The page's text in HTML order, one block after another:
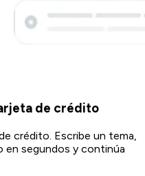
de crédito
crédito. Escribe un tema,
en segundos y continúa